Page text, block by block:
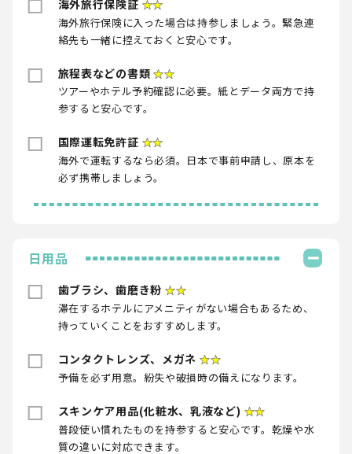
海外旅行保険証 ★★
海外旅行保険に入った場合は持参しましょう。緊急連
絡先も一緒に控えておくと安心です。
旅程表などの書類 ★★
ツアーやホテル予約確認に必要。紙とデータ両方で持
参すると安心です。
国際運転免許証 ★★
海外で運転するなら必須。日本で事前申請し、原本を
必ず携帯しましょう。
日用品
歯ブラシ、歯磨き粉 ★★
滞在するホテルにアメニティがない場合もあるため、
持っていくことをおすすめします。
コンタクトレンズ、メガネ ★★
予備を必ず用意。紛失や破損時の備えになります。
スキンケア用品(化粧水、乳液など) ★★
普段使い慣れたものを持参すると安心です。乾燥や水
質の違いに対応できます。